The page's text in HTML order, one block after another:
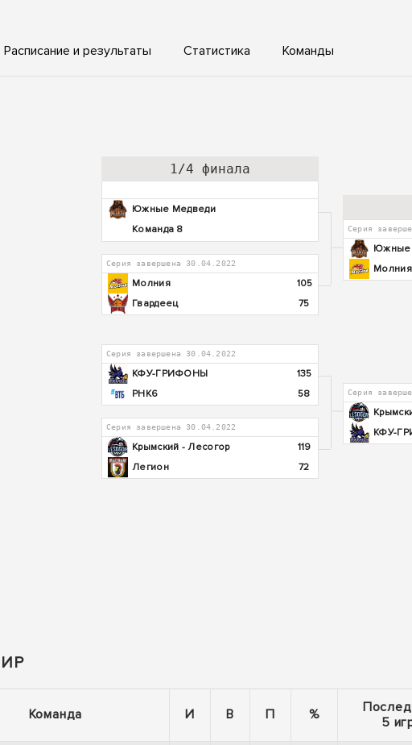
Расписание и результаты Статистика Команды
1/4 финала
Южные Медведи
Команда 8
Серия завершена 30.04.2022
Молния
105
Гвардеец
75
Серия завершена 30.04.2022
КФУ-ГРИФОНЫ
135
РНК6
58
Серия завершена 30.04.2022
Крымский - Лесогор
119
Легион
72
Серия
Южные
Молния
Серия
КФУ-
Команда И В П %
5